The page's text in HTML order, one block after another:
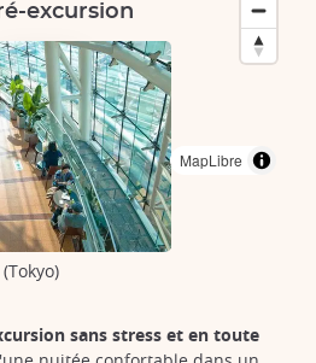
Tokyo
Tokyo
Tokyo
Tokyo
Tokyo
MapLibre
excursion
sans stress et en toute